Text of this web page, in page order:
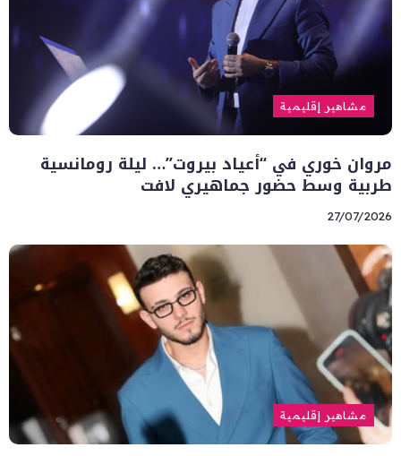
مشاهير إقليمية
مروان خوري في “أعياد بيروت”… ليلة رومانسية
طربية وسط حضور جماهيري لافت
27/07/2026
مشاهير إقليمية